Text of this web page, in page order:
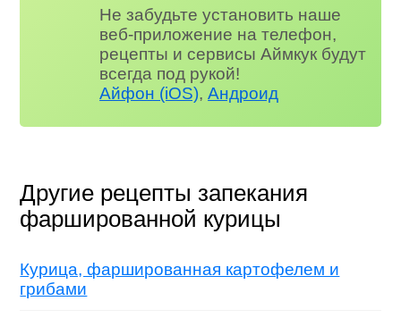
Не забудьте установить наше
веб-приложение на телефон,
рецепты и сервисы Аймкук будут
всегда под рукой!
Айфон (iOS),Андроид
Другие рецепты запекания
фаршированной курицы
Курица, фаршированная картофелем и
грибами